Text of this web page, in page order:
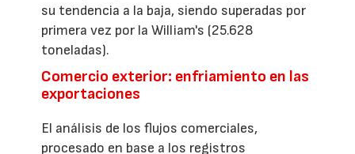
su tendencia a la baja, siendo superadas por
primera vez por la William's (25.628
toneladas).
Comercio exterior: enfriamiento en las
exportaciones
El análisis de los flujos comerciales,
procesado en base a los registros